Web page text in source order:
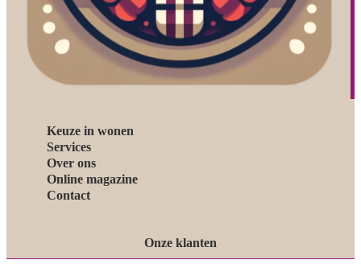
Keuze in wonen
Services
Over ons
Online magazine
Contact
Onze klanten